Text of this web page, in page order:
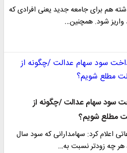
هم برای جامعه جدید یعنی افرادی که
واریز شود. همچنین…
سود سهام عدالت /چگونه از
مطلع شویم؟
اعلام کرد: سهامدارانی که سود سال
هر چه زودتر نسبت به…